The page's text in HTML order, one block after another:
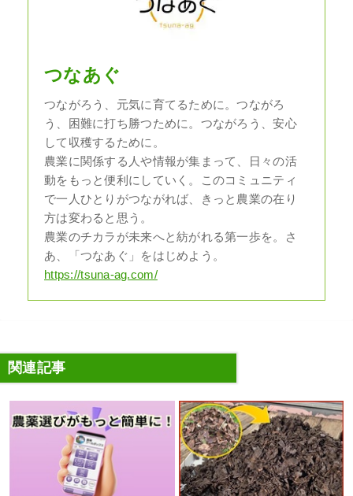
つなあぐ
つながろう、元気に育てるために。つながろ
う、困難に打ち勝つために。つながろう、安心
して収穫するために。
農業に関係する人や情報が集まって、日々の活
動をもっと便利にしていく。このコミュニティ
で一人ひとりがつながれば、きっと農業の在り
方は変わると思う。
農業のチカラが未来へと紡がれる第一歩を。さ
あ、「つなあぐ」をはじめよう。
https://tsuna-ag.com/
関連記事